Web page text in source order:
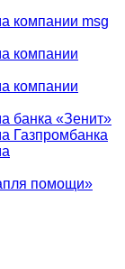
компании msg
компании
компании
банка «Зенит»
Газпромбанка
помощи»